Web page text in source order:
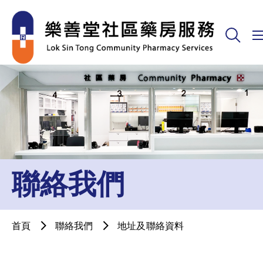
聯絡我們
首頁 聯絡我們 地址及聯絡資料